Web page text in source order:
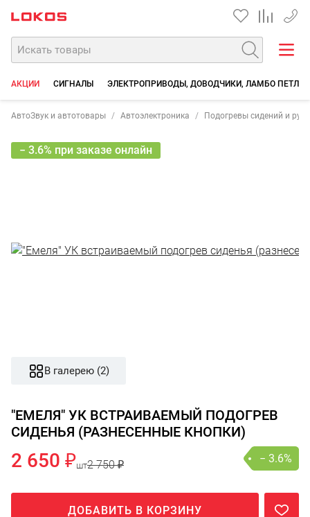
+7
АКЦИИ СИГНАЛЫ ЭЛЕКТРОПРИВОДЫ, ДОВОДЧИКИ, ЛАМБО ПЕТЛИ
АвтоЗвук и автотовары Автоэлектроника Подогревы сидений и
− 3.6% при заказе онлайн
В галерею (2)
"ЕМЕЛЯ" УК ВСТРАИВАЕМЫЙ ПОДОГРЕВ
СИДЕНЬЯ (РАЗНЕСЕННЫЕ КНОПКИ)
2 650 ₽шт2 750 ₽ − 3.6%
ДОБАВИТЬ В КОРЗИНУ